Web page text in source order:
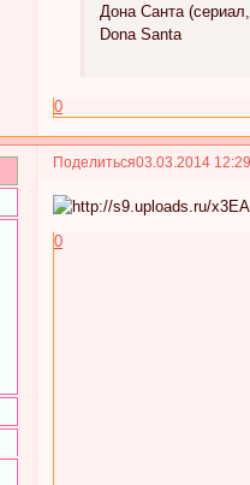
Дона Санта
Dona Santa
0
Поделиться03.03.2014
0